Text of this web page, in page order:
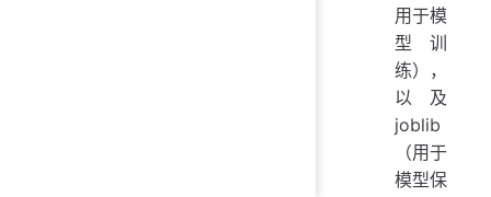
用于模
型训
练），
以及
joblib
（用于
模型保